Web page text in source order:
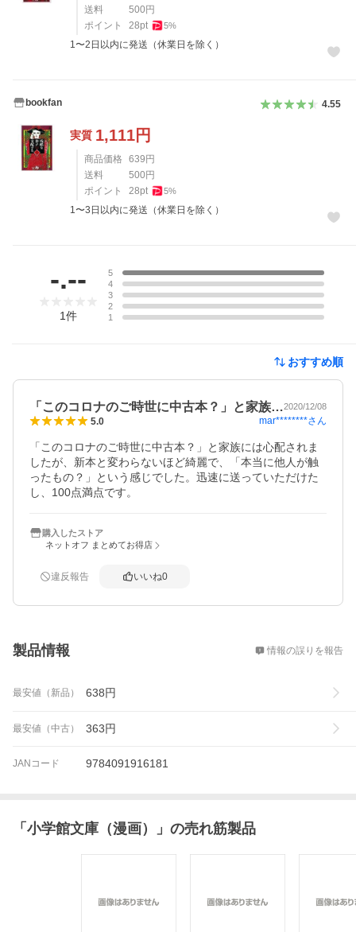
送料
500 円
ポイント
28pt 5%
1〜2日以内に発送（休業日を除く）
bookfan 4.55
実質 1,111円
商品価格 639 円
送料
500 円
ポイント
28pt 5%
1〜3日以内に発送（休業日を除く）
-.--
1件
5
4
3
2
1
おすすめ順
「このコロナのご時世に中古本？」と家族…2020/12/08
5.0 mar********さん
「このコロナのご時世に中古本？」と家族には心配されま
したが、新本と変わらないほど綺麗で、「本当に他人が触
ったもの？」という感じでした。迅速に送っていただけた
し、100点満点です。
購入したストア
ネットオフ まとめてお得店
違反報告 いいね0
製品情報 情報の誤りを報告
最安値（新品） 638円
最安値（中古） 363円
JANコード 9784091916181
「 小学館文庫（漫画） 」の売れ筋製品